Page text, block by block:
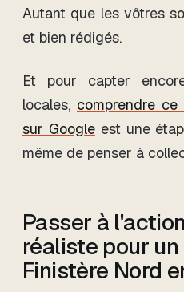
Autant que les vôtres
et bien rédigés.
Et pour capter
locales, comprendre
sur Googleest une
même de penser à
Passer à
réaliste pour
Finistère Nord